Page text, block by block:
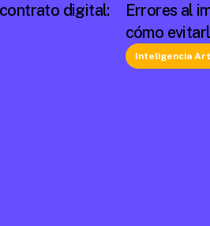
digital:
Errores al
cómo
Inteligencia